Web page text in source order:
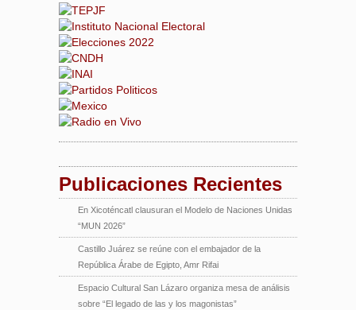
Publicaciones Recientes
En Xicoténcatl clausuran el Modelo de Naciones Unidas
“MUN 2026”
Castillo Juárez se reúne con el embajador de la
República Árabe de Egipto, Amr Rifai
Espacio Cultural San Lázaro organiza mesa de análisis
sobre “El legado de las y los magonistas”